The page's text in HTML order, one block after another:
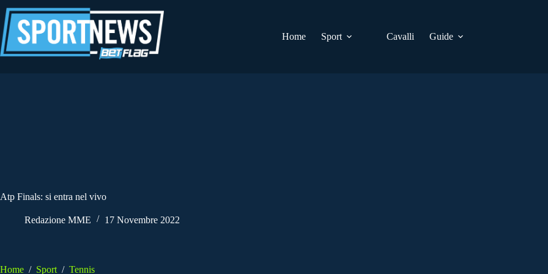
al
contenuto
Home
Sport Cavalli Guide
Atp Finals: si entra nel vivo
Redazione MME 17 Novembre 2022
Home / Sport / Tennis